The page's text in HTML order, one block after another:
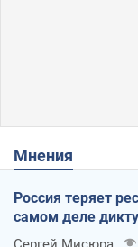
Мнения
Россия теряет
самом деле